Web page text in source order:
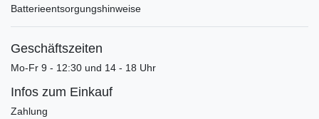
Batterieentsorgungshinweise
Geschäftszeiten
Mo-Fr 9 - 12:30 und 14 - 18 Uhr
Infos zum Einkauf
Zahlung